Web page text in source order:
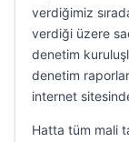
verdiğimiz
verdiği üzere
denetim
denetim
internet
Hatta tüm mali